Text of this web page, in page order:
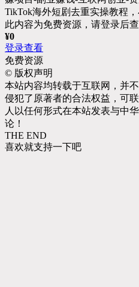
TikTok海外短剧去重实操教程
此内容为免费资源，请登录后
¥0
登录查看
免费资源
© 版权声明
本站内容均转载于互联网，并
侵犯了原著者的合法权益，可
人以任何形式在本站发表与中
论！
THE END
喜欢就支持一下吧